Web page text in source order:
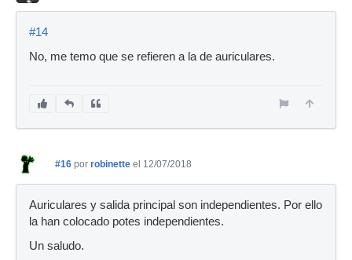
#14
No, me temo que se refieren a la de auriculares.
#16 por robinette el 12/07/2018
Auriculares y salida principal son independientes. Por ello
la han colocado potes independientes.
Un saludo.